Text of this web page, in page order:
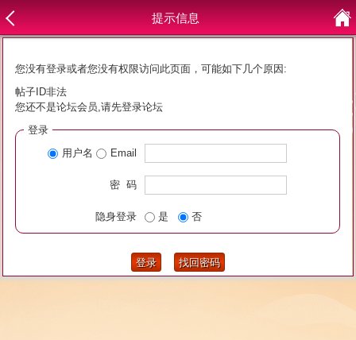
提示信息
您没有登录或者您没有权限访问此页面，可能如下几个原因:
帖子ID非法
您还不是论坛会员,请先登录论坛
登录
用户名
Email
密 码
隐身登录 是 否